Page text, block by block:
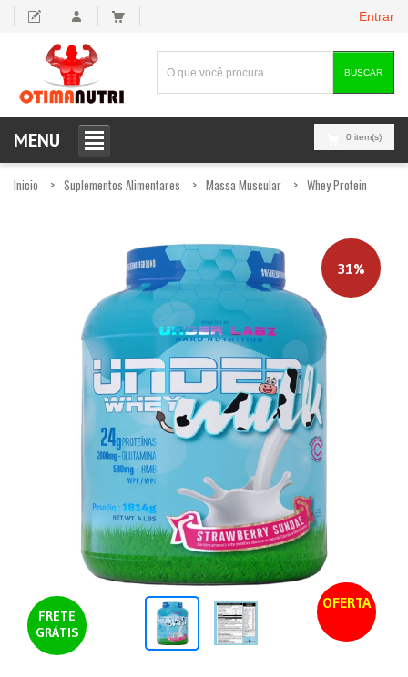
Entrar
BUSCAR
0 item(s)
MENU
Inicio Suplementos Alimentares Massa Muscular Whey Protein
31%
OFERTA
FRETE
GRÁTIS